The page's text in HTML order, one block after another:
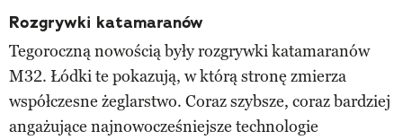
Rozgrywki katamaranów
Tegoroczną nowością były rozgrywki katamaranów
M32. Łódki te pokazują, w którą stronę zmierza
współczesne żeglarstwo. Coraz szybsze, coraz bardziej
angażujące najnowocześniejsze technologie